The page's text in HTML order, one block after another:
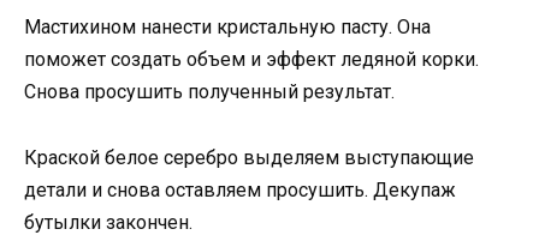
Мастихином нанести кристальную пасту. Она
поможет создать объем и эффект ледяной корки.
Снова просушить полученный результат.
Краской белое серебро выделяем выступающие
детали и снова оставляем просушить. Декупаж
бутылки закончен.